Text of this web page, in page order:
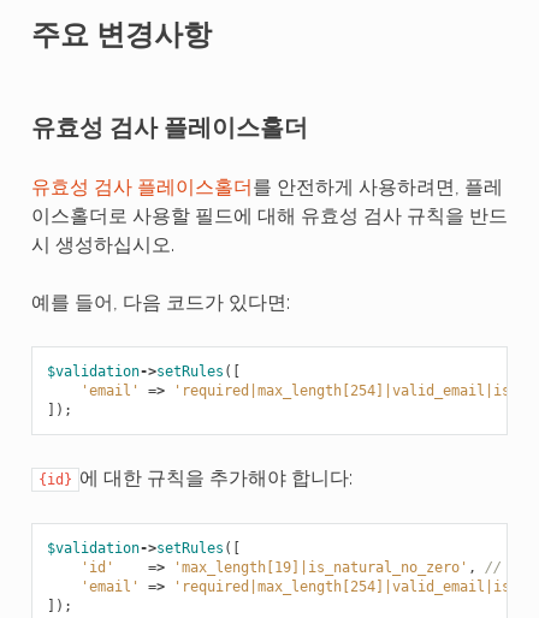
주요 변경사항
유효성 검사 플레이스홀더
유효성 검사 플레이스홀더를 안전하게 사용하려면, 플레
이스홀더로 사용할 필드에 대해 유효성 검사 규칙을 반드
시 생성하십시오.
예를 들어, 다음 코드가 있다면:
$validation->setRules ([
'email'
=>
]);
{id} 에 대한 규칙을 추가해야 합니다:
$validation->setRules ([
'id'
=> 'max_length[19]|is_natural_no_zero' ,
//
'email'
=>
]);